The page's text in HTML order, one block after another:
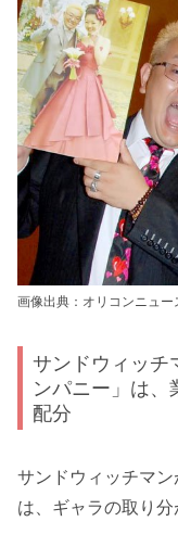
画像出典：オリコンニュー
サンドウィッチ
ンパニー」は、
配分
サンドウィッチマン
は、ギャラの取り分